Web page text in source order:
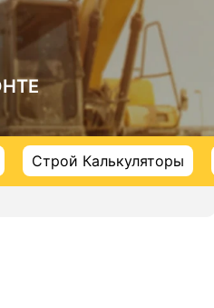
Строй Калькуляторы